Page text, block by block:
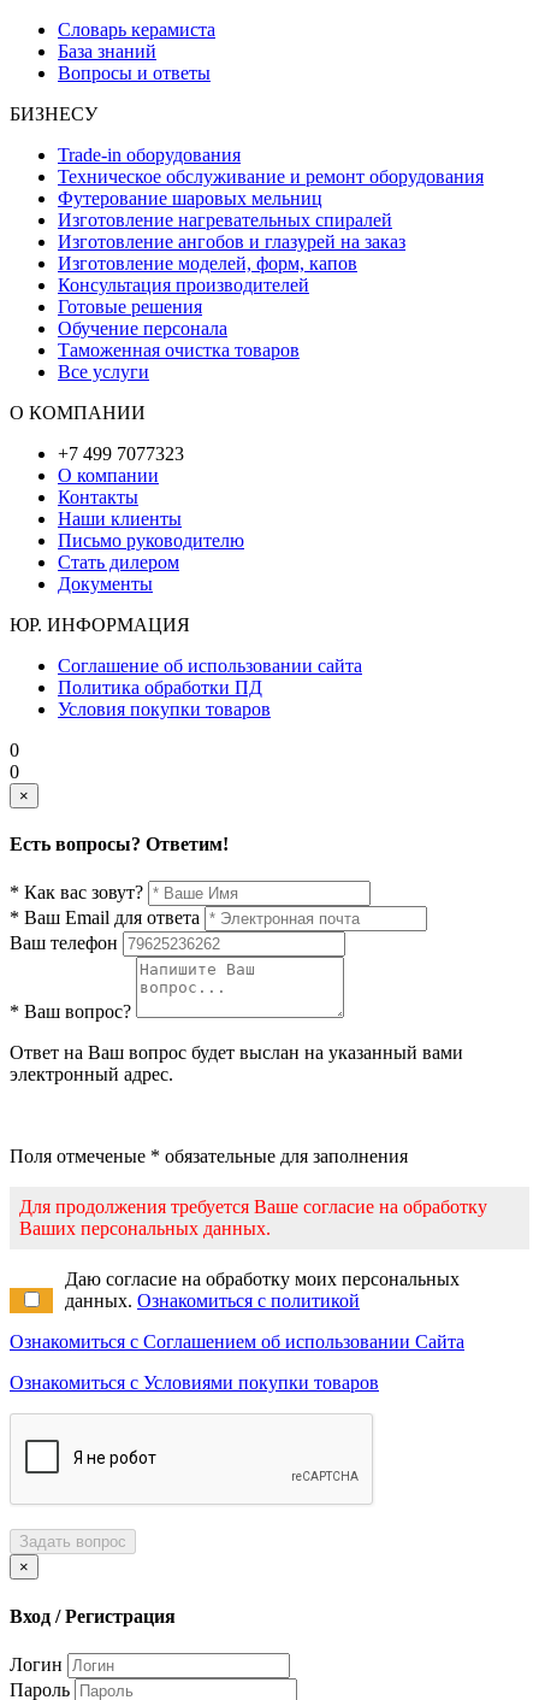
Словарь керамиста
База знаний
Вопросы и ответы
БИЗНЕСУ
Trade-in оборудования
Техническое обслуживание и ремонт оборудования
Футерование шаровых мельниц
Изготовление нагревательных спиралей
Изготовление ангобов и глазурей на заказ
Изготовление моделей, форм, капов
Консультация производителей
Готовые решения
Обучение персонала
Таможенная очистка товаров
Все услуги
О КОМПАНИИ
+7 499 7077323
О компании
Контакты
Наши клиенты
Письмо руководителю
Стать дилером
Документы
ЮР. ИНФОРМАЦИЯ
Соглашение об использовании сайта
Политика обработки ПД
Условия покупки товаров
0
0
×
Есть вопросы? Ответим!
* Как вас зовут?
* Ваш Email для ответа
Ваш телефон
* Ваш вопрос?
Ответ на Ваш вопрос будет выслан на указанный вами
электронный адрес.
Поля отмеченые * обязательные для заполнения
Для продолжения требуется Ваше согласие на обработку
Ваших персональных данных.
Даю согласие на обработку моих персональных
данных. Ознакомиться с политикой
Ознакомиться с Соглашением об использовании Сайта
Ознакомиться с Условиями покупки товаров
Задать вопрос
×
Вход / Регистрация
Логин
Пароль